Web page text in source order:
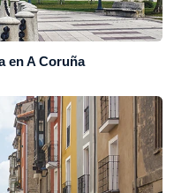
en A Coruña